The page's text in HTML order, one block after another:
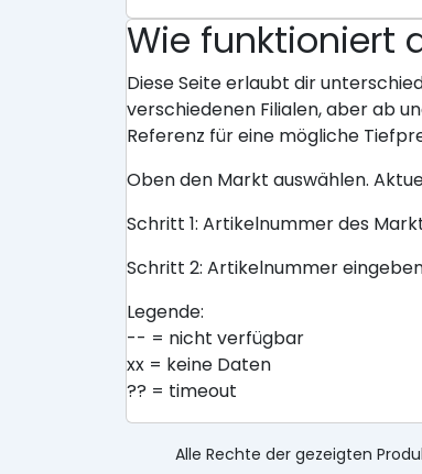
Wie funktioniert
Diese Seite erlaubt dir
verschiedenen Filialen, aber ab
Referenz für eine mögliche
Oben den Markt auswählen.
Schritt 1: Artikelnummer des
Schritt 2: Artikelnummer
Legende:
-- = nicht verfügbar
xx = keine Daten
?? = timeout
Alle Rechte der gezeigten